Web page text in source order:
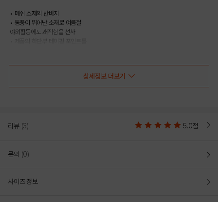
• 메쉬 소재의 반바지
• 통풍이 뛰어난 소재로 여름철
야외활동에도 쾌적함을 선사
COLOR
상세정보 더보기
리뷰 (3) 5.0점
문의 (0)
사이즈 정보